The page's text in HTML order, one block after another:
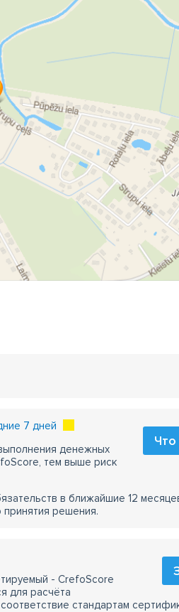
7 дней
денежных
тем выше риск
в ближайшие 12
принятия решения.
- CrefoScore
для расчёта
стандартам